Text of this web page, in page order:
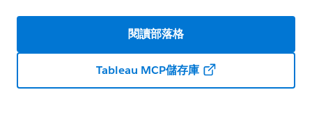
閱讀部落格
Tableau MCP儲存庫